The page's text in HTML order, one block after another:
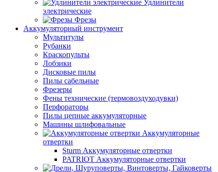
Удлинители
электрические
Фрезы
Аккумуляторный инструмент
Мультитулы
Рубанки
Краскопульты
Лобзики
Дисковые пилы
Пилы сабельные
Фрезеры
Фены технические (термовоздуходувки)
Перфораторы
Пилы цепные аккумуляторные
Машины шлифовальные
Аккумуляторные
отвертки
Sturm Аккумуляторные отвертки
PATRIOT Аккумуляторные отвертки